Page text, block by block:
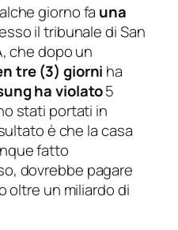
giorno fa una
il tribunale di San
che dopo un
tre (3) giorni ha
ha violato5
stati portati in
è che la casa
fatto
dovrebbe pagare
oltre un miliardo di